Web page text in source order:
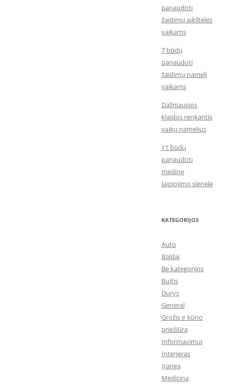
panaudoti
žaidimų aikšteles
vaikams
7 būdų
panaudoti
žaidimų namelį
vaikams
Dažniausios
klaidos renkantis
vaikų namelius
11 būdų
panaudoti
medinę
laipiojimo sienelę
KATEGORIJOS
Auto
Baldai
Be kategorijos
Buitis
Durys
General
Grožis ir kūno
priežiūra
Informavimui
Interjeras
Įranga
Medicina